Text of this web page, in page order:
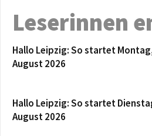
Leserinnen
Hallo Leipzig: So startet
August 2026
Hallo Leipzig: So startet
August 2026